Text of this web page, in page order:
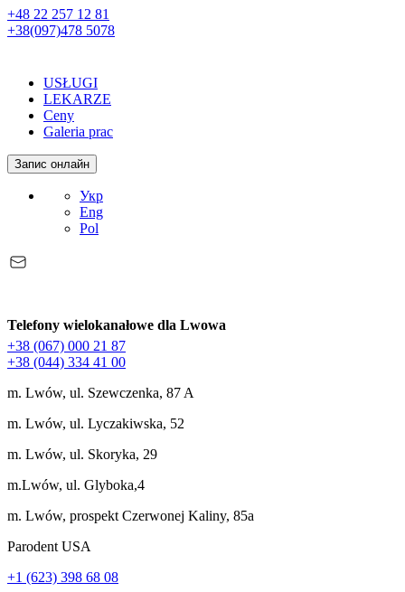
+48 22 257 12 81
+38(097)478 5078
USŁUGI
LEKARZE
Ceny
Galeria prac
Запис онлайн
Укр
Eng
Pol
Telefony wielokanałowe dla Lwowa
+38 (067) 000 21 87
+38 (044) 334 41 00
m. Lwów, ul. Szewczenka, 87 A
m. Lwów, ul. Lyczakiwska, 52
m. Lwów, ul. Skoryka, 29
m.Lwów, ul. Glyboka,4
m. Lwów, prospekt Czerwonej Kaliny, 85a
Parodent USА
+1 (623) 398 68 08